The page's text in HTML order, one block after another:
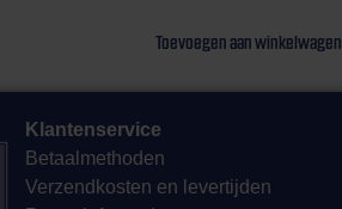
Toevoegen aan winkelwagen
Klantenservice
Betaalmethoden
Verzendkosten en levertijden